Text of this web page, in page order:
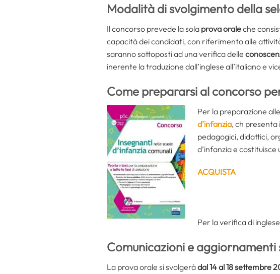
Modalità di svolgimento della
Il concorso prevede la sola prova oraleche
capacità dei candidati, con riferimento alle
saranno sottoposti ad una verifica delle
inerente la traduzione dall’inglese all’italiano e
Come prepararsi al concorso
Per la preparazione
d’infanzia, ch
pedagogici, didattici,
d’infanzia e
ACQUISTA
Per la verifica di
Comunicazioni e aggiornamenti
La prova orale si svolgeràdal 14 al 18 settembre